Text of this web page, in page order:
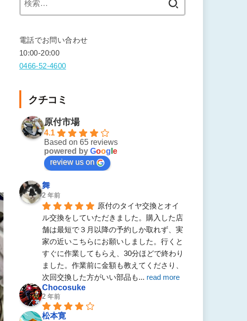
電話でお問い合わせ
10:00-20:00
0466-52-4600
クチコミ
原付市場
4.1
Based on 65 reviews
powered by Goog e
review us on
舞
2 年前
原付のタイヤ交換とオイ
ル交換をしていただきました。購入した店
舗は最短で３月以降の予約しか取れず、実
家の近いこちらにお願いしました。行くと
すぐに作業してもらえ、30分ほどで終わり
ました。作業前に金額も教えてくださり、
次回交換した方がいい部品も... read more
Chocosuke
2 年前
松本寛